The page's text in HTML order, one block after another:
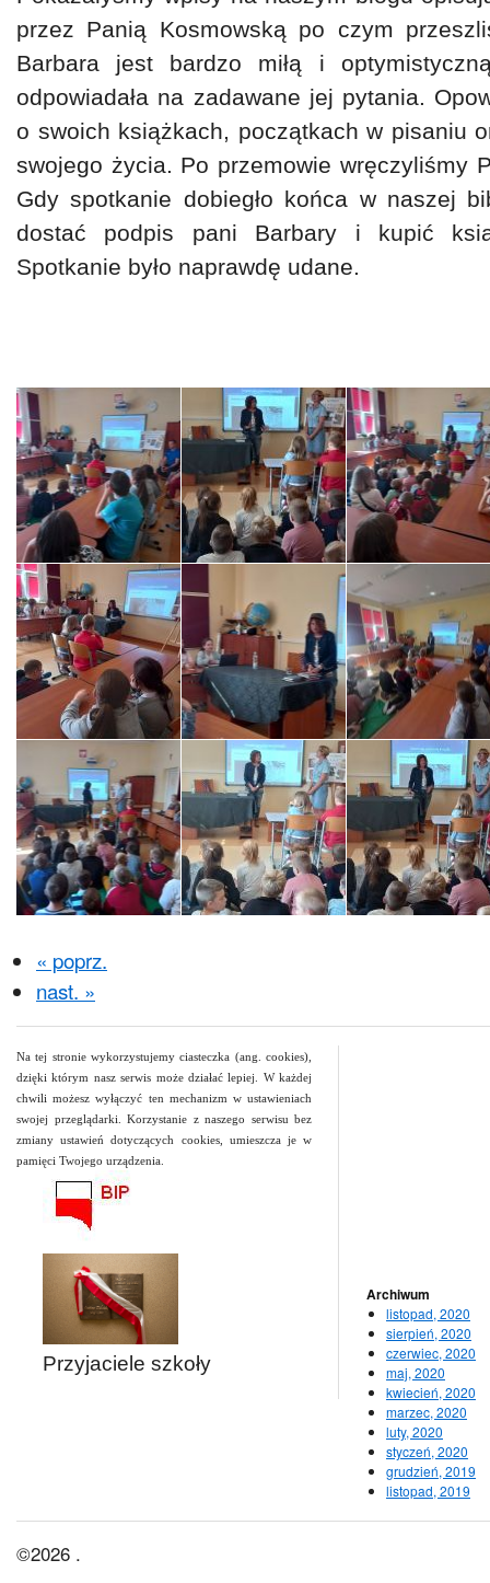
przez Panią Kosmowską po czym
Barbara jest bardzo miłą i
odpowiadała na zadawane jej pytania.
o swoich książkach, początkach w pisaniu
swojego życia. Po przemowie wręczyliśmy
Gdy spotkanie dobiegło końca w naszej
dostać podpis pani Barbary i kupić
Spotkanie było naprawdę udane.
« poprz.
nast. »
Na tej stronie wykorzystujemy ciasteczka (ang. cookies),
dzięki którym nasz serwis może działać lepiej. W każdej
chwili możesz wyłączyć ten mechanizm w ustawieniach
swojej przeglądarki. Korzystanie z naszego serwisu bez
zmiany ustawień dotyczących cookies, umieszcza je w
pamięci Twojego urządzenia.
Przyjaciele szkoły
Archiwum
listopad, 2020
sierpień, 2020
czerwiec, 2020
maj, 2020
kwiecień, 2020
marzec, 2020
luty, 2020
styczeń, 2020
grudzień, 2019
listopad, 2019
©2026 .